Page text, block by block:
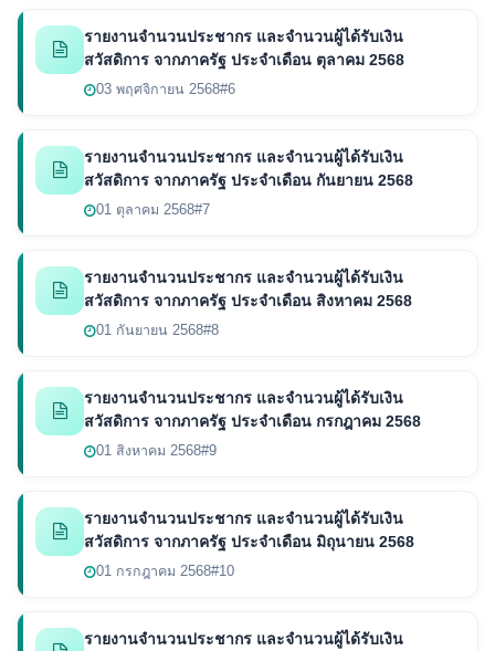
รายงานจำนวนประชากร และจำนวนผู้ได้รับเงิน
สวัสดิการ จากภาครัฐ ประจำเดือน ตุลาคม 2568
03 พฤศจิกายน 2568#6
รายงานจำนวนประชากร และจำนวนผู้ได้รับเงิน
สวัสดิการ จากภาครัฐ ประจำเดือน กันยายน 2568
01 ตุลาคม 2568#7
รายงานจำนวนประชากร และจำนวนผู้ได้รับเงิน
สวัสดิการ จากภาครัฐ ประจำเดือน สิงหาคม 2568
01 กันยายน 2568#8
รายงานจำนวนประชากร และจำนวนผู้ได้รับเงิน
สวัสดิการ จากภาครัฐ ประจำเดือน กรกฎาคม 2568
01 สิงหาคม 2568#9
รายงานจำนวนประชากร และจำนวนผู้ได้รับเงิน
สวัสดิการ จากภาครัฐ ประจำเดือน มิถุนายน 2568
01 กรกฎาคม 2568#10
รายงานจำนวนประชากร และจำนวนผู้ได้รับเงิน